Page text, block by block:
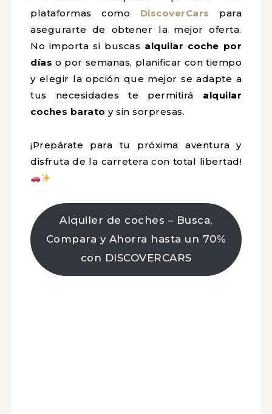
plataformas como DiscoverCars para
asegurarte de obtener la mejor oferta.
No importa si buscas alquilar coche por
días o por semanas, planificar con tiempo
y elegir la opción que mejor se adapte a
tus necesidades te permitirá alquilar
coches barato y sin sorpresas.
¡Prepárate para tu próxima aventura y
disfruta de la carretera con total libertad!
Alquiler de coches – Busca,
Compara y Ahorra hasta un 70%
con DISCOVERCARS